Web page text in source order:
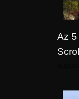
Az 5